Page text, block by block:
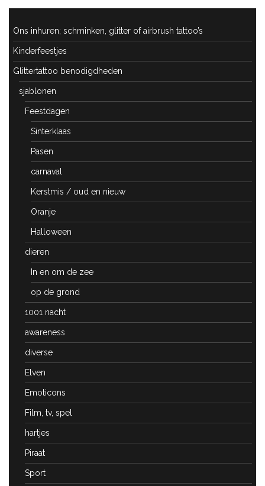
Ons inhuren; schminken, glitter of airbrush tattoo’s
Kinderfeestjes
Glittertattoo benodigdheden
sjablonen
Feestdagen
Sinterklaas
Pasen
carnaval
Kerstmis / oud en nieuw
Oranje
Halloween
dieren
In en om de zee
op de grond
1001 nacht
awareness
diverse
Elven
Emoticons
Film, tv, spel
hartjes
Piraat
Sport